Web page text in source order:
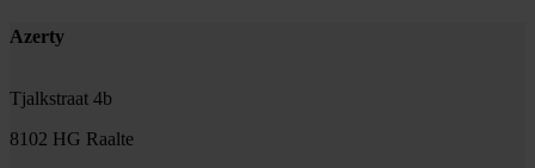
Footer
Azerty
Tjalkstraat 4b
8102 HG Raalte